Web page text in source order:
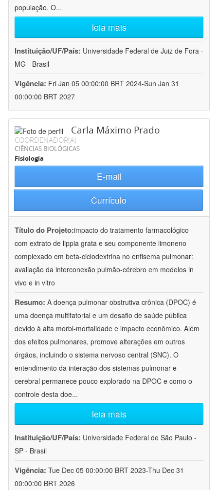
população. O...
leia mais
Instituição/UF/País: Universidade Federal de Juiz de Fora -
MG - Brasil
Vigência: Fri Jan 05 00:00:00 BRT 2024-Sun Jan 31
00:00:00 BRT 2027
Carla Máximo Prado
COORDENADOR(A)
CIÊNCIAS BIOLÓGICAS
Fisiologia
E-mail
Currículo
Título do Projeto:impacto do tratamento farmacológico
com extrato de lippia grata e seu componente limoneno
complexado em beta-ciclodextrina no enfisema pulmonar:
avaliação da interconexão pulmão-cérebro em modelos in
vivo e in vitro
Resumo: A doença pulmonar obstrutiva crônica (DPOC) é
uma doença multifatorial e um desafio de saúde pública
devido à alta morbi-mortalidade e impacto econômico. Além
dos efeitos pulmonares, promove alterações em outros
órgãos, incluindo o sistema nervoso central (SNC). O
entendimento da interação dos sistemas pulmonar e
cerebral permanece pouco explorado na DPOC e como o
controle desta doe...
leia mais
Instituição/UF/País: Universidade Federal de São Paulo -
SP - Brasil
Vigência: Tue Dec 05 00:00:00 BRT 2023-Thu Dec 31
00:00:00 BRT 2026